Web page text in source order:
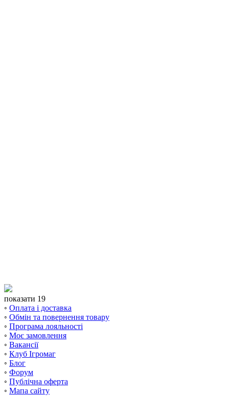
показати 19
◦ Оплата і доставка
◦ Обмін та повернення товару
◦ Програма лояльності
◦ Моє замовлення
◦ Вакансії
◦ Клуб Ігромаг
◦ Блог
◦ Форум
◦ Публічна оферта
◦ Мапа сайту